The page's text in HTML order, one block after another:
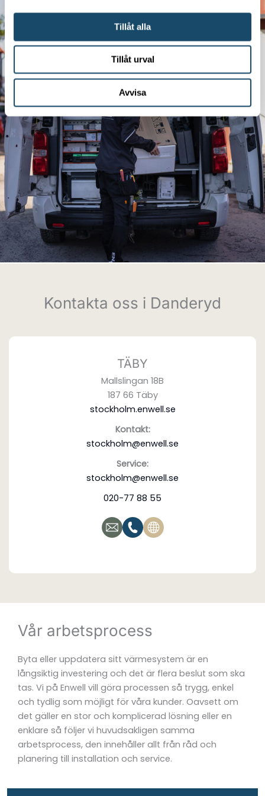
Tillåt alla
Tillåt urval
Avvisa
Kontakta oss i Danderyd
TÄBY
Mallslingan 18B
187 66 Täby
stockholm.enwell.se
Kontakt:
stockholm@enwell.se
Service:
stockholm@enwell.se
020-77 88 55
Vår arbetsprocess
Byta eller uppdatera sitt värmesystem är en
långsiktig investering och det är flera beslut som ska
tas. Vi på Enwell vill göra processen så trygg, enkel
och tydlig som möjligt för våra kunder. Oavsett om
det gäller en stor och komplicerad lösning eller en
enklare så följer vi huvudsakligen samma
arbetsprocess, den innehåller allt från råd och
planering till installation och service.